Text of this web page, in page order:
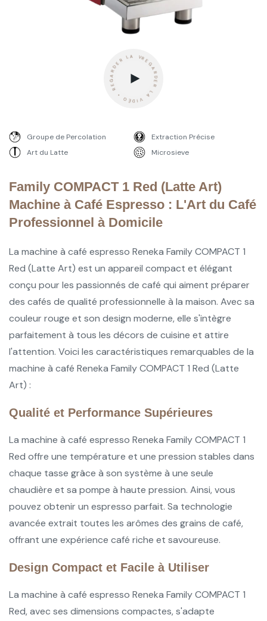
REGARDER LA VIDÉO • REGARDER LA VIDÉO • REGARDER LA VIDÉO -
Groupe de Percolation
Extraction Précise
Art du Latte
Microsieve
Family COMPACT 1 Red (Latte Art)
Machine à Café Espresso : L'Art du Café
Professionnel à Domicile
La machine à café espresso Reneka Family COMPACT 1
Red (Latte Art) est un appareil compact et élégant
conçu pour les passionnés de café qui aiment préparer
des cafés de qualité professionnelle à la maison. Avec sa
couleur rouge et son design moderne, elle s'intègre
parfaitement à tous les décors de cuisine et attire
l'attention. Voici les caractéristiques remarquables de la
machine à café Reneka Family COMPACT 1 Red (Latte
Art) :
Qualité et Performance Supérieures
La machine à café espresso Reneka Family COMPACT 1
Red offre une température et une pression stables dans
chaque tasse grâce à son système à une seule
chaudière et sa pompe à haute pression. Ainsi, vous
pouvez obtenir un espresso parfait. Sa technologie
avancée extrait toutes les arômes des grains de café,
offrant une expérience café riche et savoureuse.
Design Compact et Facile à Utiliser
La machine à café espresso Reneka Family COMPACT 1
Red, avec ses dimensions compactes, s'adapte